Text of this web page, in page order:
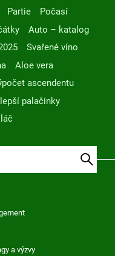
Partie
Počasí
Auto – katalog
Svařené víno
Aloe vera
ascendentu
palačinky
a výzvy